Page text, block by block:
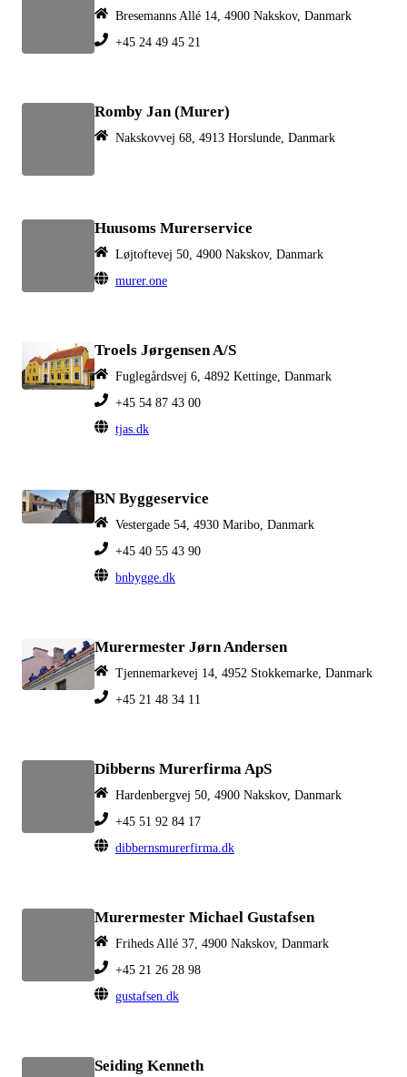
Bresemanns Allé 14, 4900 Nakskov, Danmark
+45 24 49 45 21
Romby Jan (Murer)
Nakskovvej 68, 4913 Horslunde, Danmark
Huusoms Murerservice
Løjtoftevej 50, 4900 Nakskov, Danmark
murer.one
Troels Jørgensen A/S
Fuglegårdsvej 6, 4892 Kettinge, Danmark
+45 54 87 43 00
tjas.dk
BN Byggeservice
Vestergade 54, 4930 Maribo, Danmark
+45 40 55 43 90
bnbygge.dk
Murermester Jørn Andersen
Tjennemarkevej 14, 4952 Stokkemarke, Danmark
+45 21 48 34 11
Dibberns Murerfirma ApS
Hardenbergvej 50, 4900 Nakskov, Danmark
+45 51 92 84 17
dibbernsmurerfirma.dk
Murermester Michael Gustafsen
Friheds Allé 37, 4900 Nakskov, Danmark
+45 21 26 28 98
gustafsen.dk
Seiding Kenneth